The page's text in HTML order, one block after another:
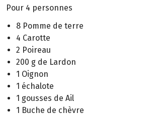
Pour 4 personnes
8 Pomme de terre
4 Carotte
2 Poireau
200 g de Lardon
1 Oignon
1 échalote
1 gousses de Ail
1 Buche de chèvre